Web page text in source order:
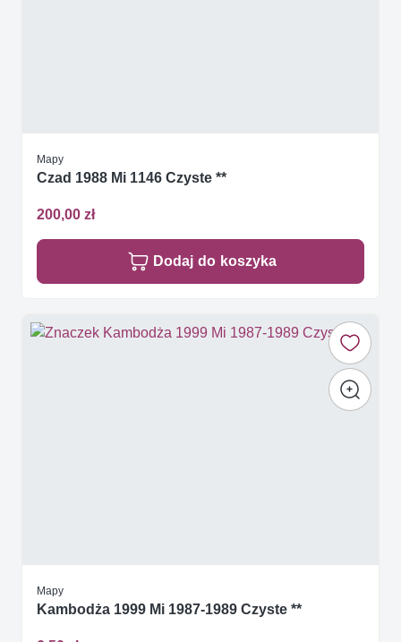
Mapy
Czad 1988 Mi 1146 Czyste **
200,00 zł
Dodaj do koszyka
Mapy
Kambodża 1999 Mi 1987-1989 Czyste **